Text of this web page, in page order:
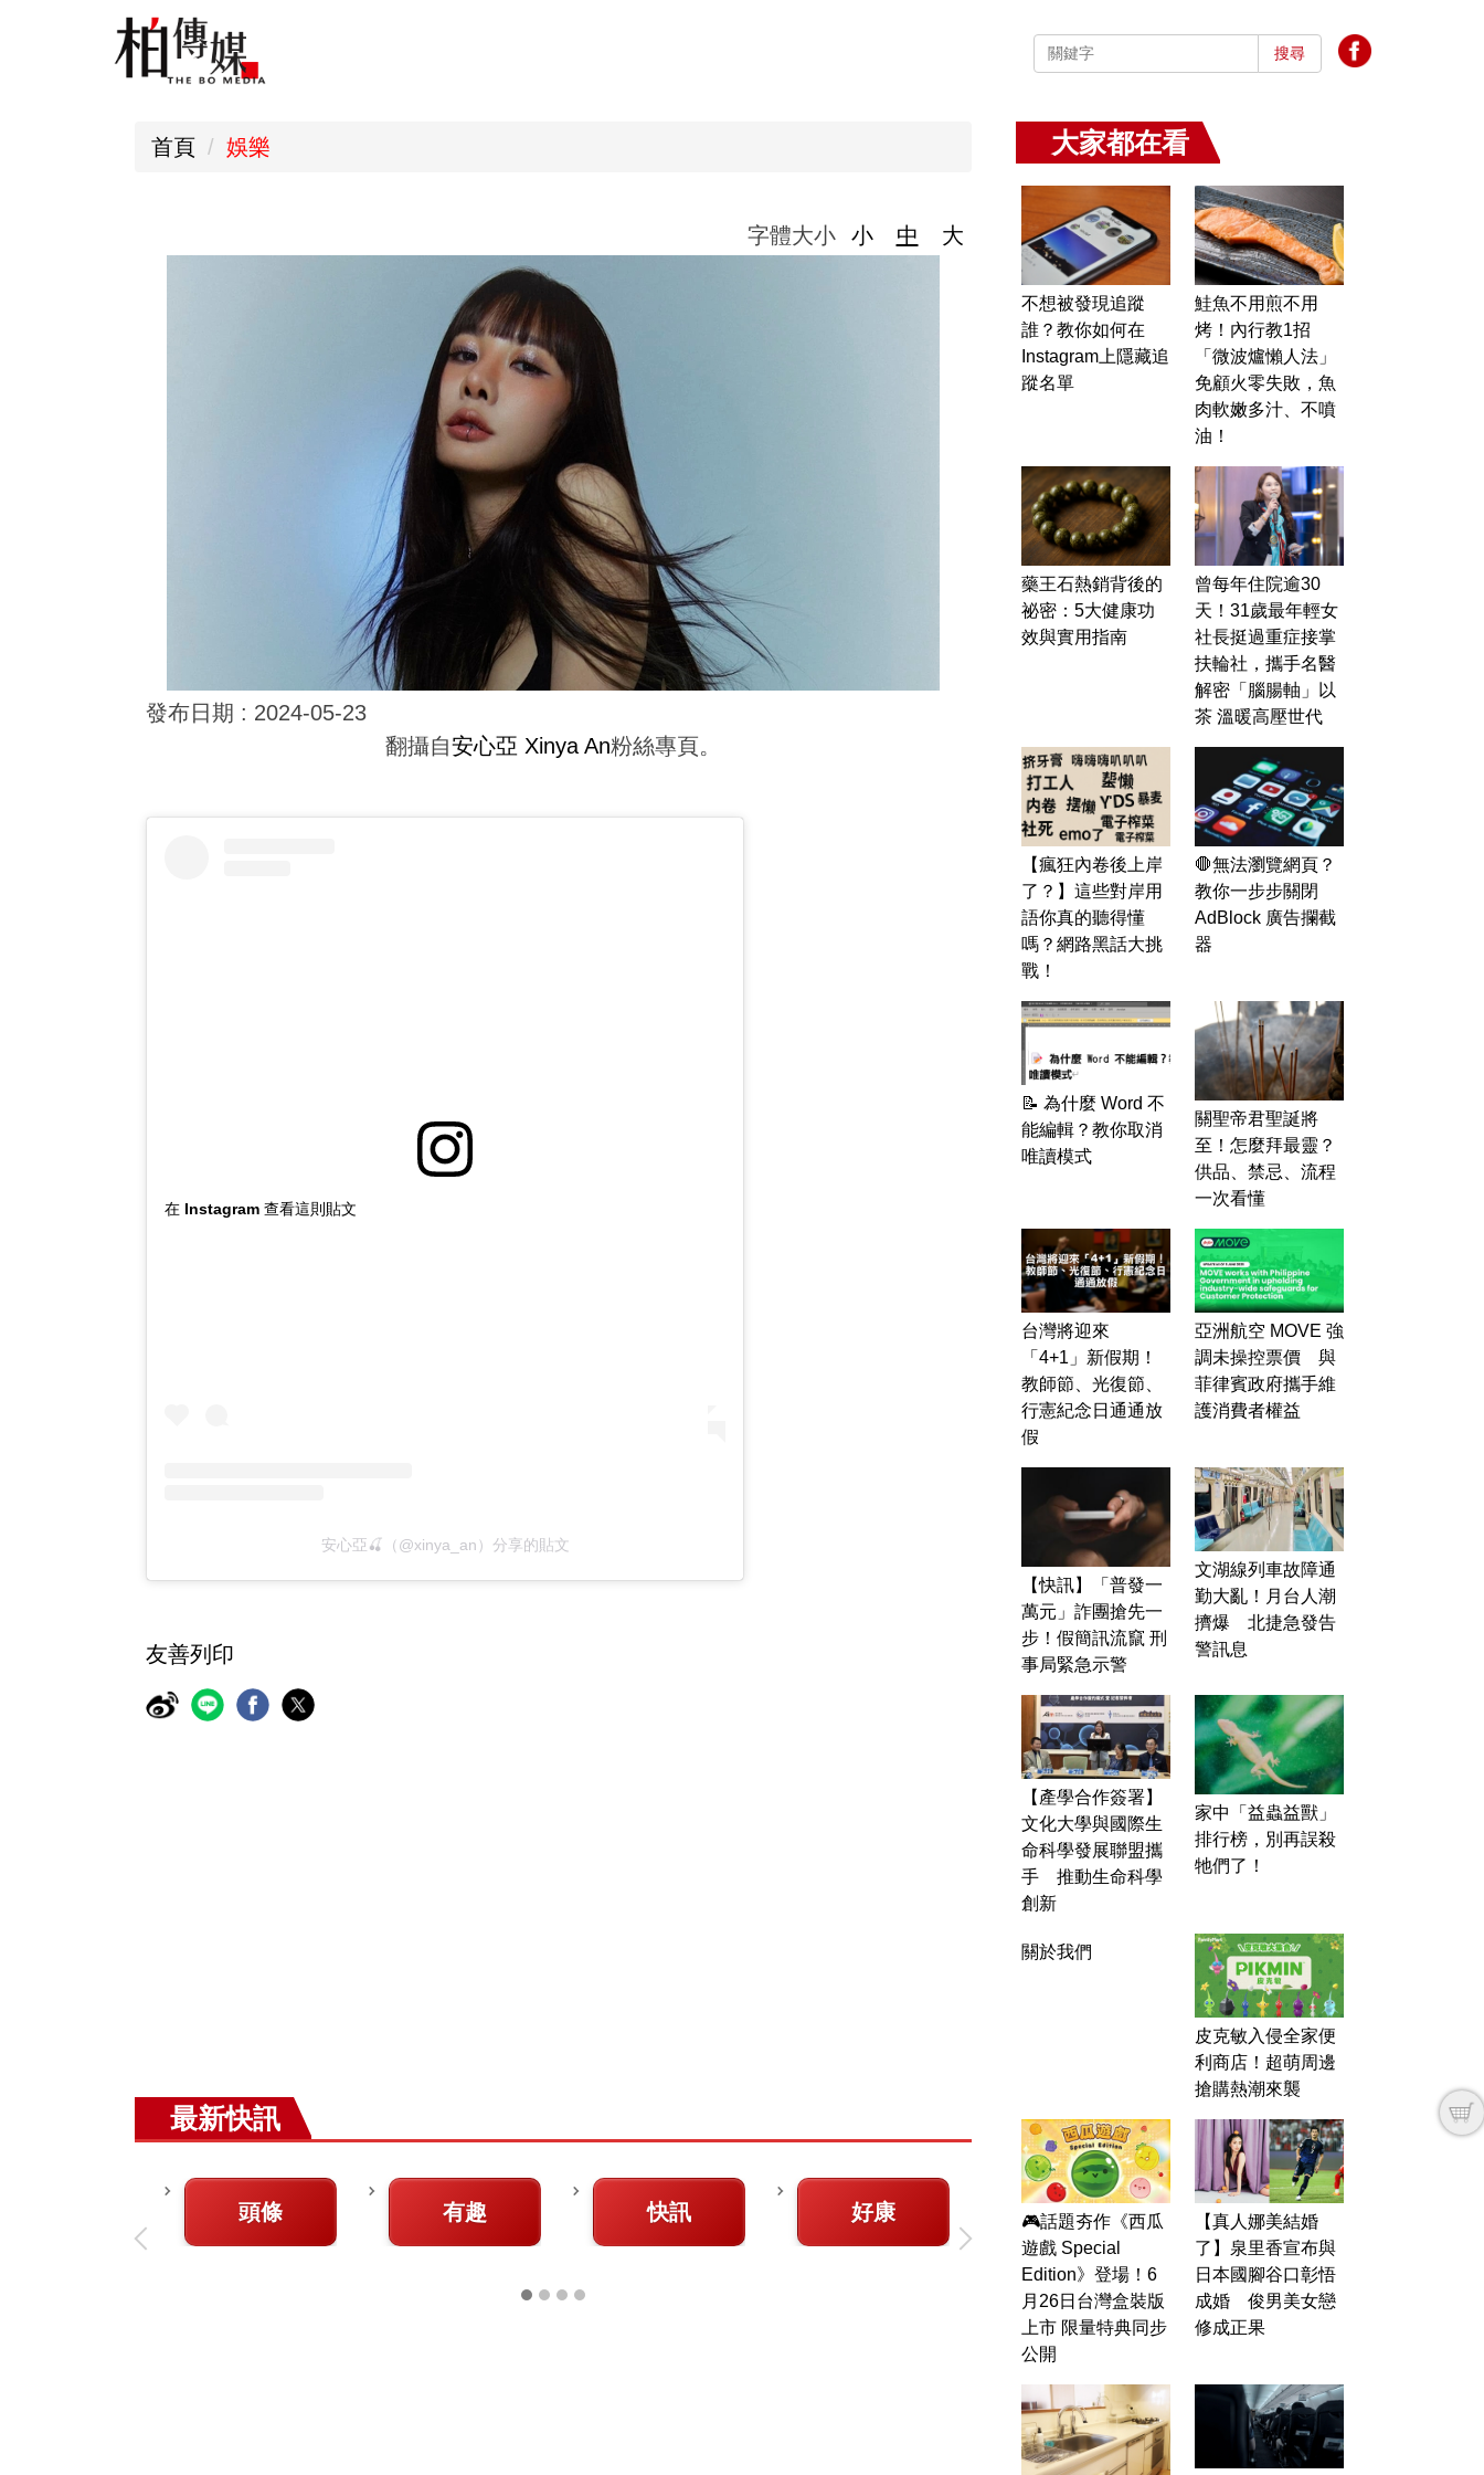
搜尋
首頁 娛樂
字體大小 小 中 大
發布日期 : 2024-05-23
翻攝自安心亞 Xinya An粉絲專頁。
在 Instagram 查看這則貼文
安心亞🍒（@xinya_an）分享的貼文
友善列印
最新快訊
頭條 有趣 快訊 好康 運勢 生活
大家都在看
不想被發現追蹤
誰？教你如何在
Instagram上隱藏追
蹤名單
鮭魚不用煎不用
烤！內行教1招
「微波爐懶人法」
免顧火零失敗，魚
肉軟嫩多汁、不噴
油！
藥王石熱銷背後的
祕密：5大健康功
效與實用指南
曾每年住院逾30
天！31歲最年輕女
社長挺過重症接掌
扶輪社，攜手名醫
解密「腦腸軸」以
茶 溫暖高壓世代
【瘋狂內卷後上岸
了？】這些對岸用
語你真的聽得懂
嗎？網路黑話大挑
戰！
🛑無法瀏覽網頁？
教你一步步關閉
AdBlock 廣告攔截
器
📝 為什麼 Word 不
能編輯？教你取消
唯讀模式
關聖帝君聖誕將
至！怎麼拜最靈？
供品、禁忌、流程
一次看懂
台灣將迎來
「4+1」新假期！
教師節、光復節、
行憲紀念日通通放
假
亞洲航空 MOVE 強
調未操控票價 與
菲律賓政府攜手維
護消費者權益
【快訊】「普發一
萬元」詐團搶先一
步！假簡訊流竄 刑
事局緊急示警
文湖線列車故障通
勤大亂！月台人潮
擠爆 北捷急發告
警訊息
【產學合作簽署】
文化大學與國際生
命科學發展聯盟攜
手 推動生命科學
創新
家中「益蟲益獸」
排行榜，別再誤殺
牠們了！
關於我們
皮克敏入侵全家便
利商店！超萌周邊
搶購熱潮來襲
🎮話題夯作《西瓜
遊戲 Special
Edition》登場！6
月26日台灣盒裝版
上市 限量特典同步
公開
【真人娜美結婚
了】泉里香宣布與
日本國腳谷口彰悟
成婚 俊男美女戀
修成正果